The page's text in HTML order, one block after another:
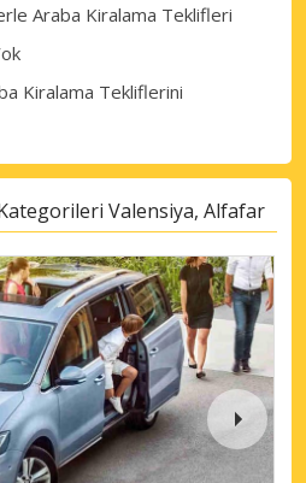
Araba Kiralama Teklifleri
Kiralama Tekliflerini
Valensiya, Alfafar